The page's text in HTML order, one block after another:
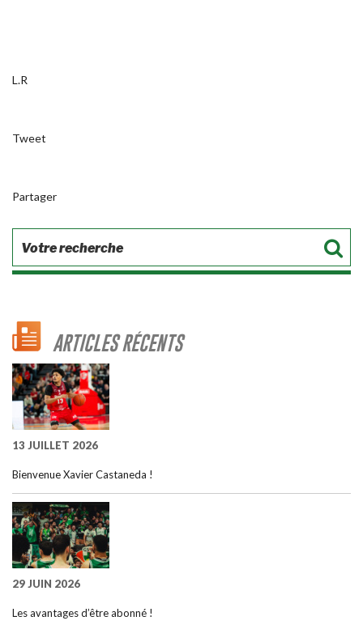
L.R
Tweet
Partager
ARTICLES RÉCENTS
13 JUILLET 2026
Bienvenue Xavier Castaneda !
29 JUIN 2026
Les avantages d’être abonné !